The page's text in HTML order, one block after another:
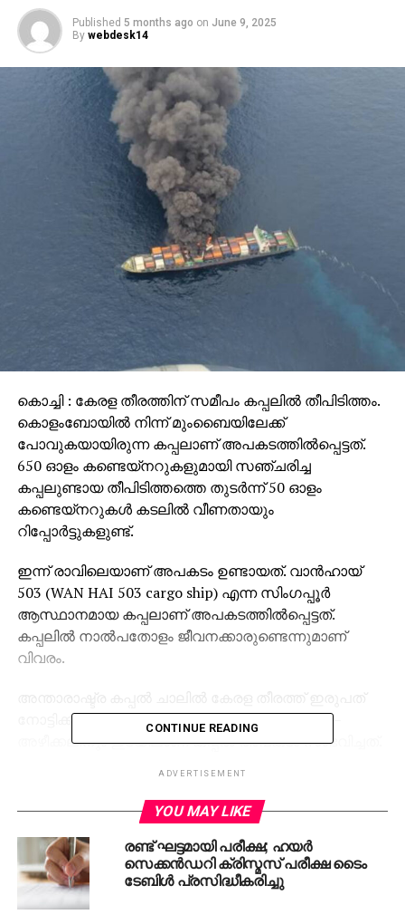
Published 5 months ago on June 9, 2025
By webdesk14
കൊച്ചി : കേരള തീരത്തിന് സമീപം കപ്പലില്‍ തീപിടിത്തം.
കൊളംബോയില്‍ നിന്ന് മുംബൈയിലേക്ക്
പോവുകയായിരുന്ന കപ്പലാണ് അപകടത്തില്‍പ്പെട്ടത്.
650 ഓളം കണ്ടെയ്‌നറുകളുമായി സഞ്ചരിച്ച
കപ്പലുണ്ടായ തീപിടിത്തത്തെ തുടര്‍ന്ന് 50 ഓളം
കണ്ടെയ്‌നറുകള്‍ കടലില്‍ വീണതായും
റിപ്പോര്‍ട്ടുകളുണ്ട്.
ഇന്ന് രാവിലെയാണ് അപകടം ഉണ്ടായത്. വാന്‍ഹായ്
503 (WAN HAI 503 cargo ship) എന്ന സിംഗപ്പൂര്‍
ആസ്ഥാനമായ കപ്പലാണ് അപകടത്തില്‍പ്പെട്ടത്.
കപ്പലില്‍ നാല്‍പതോളം ജീവനക്കാരുണ്ടെന്നുമാണ്
വിവരം.
നോട്ടിക്കല്‍ മൈല്‍ പടിഞ്ഞാറ് മാറി ബേപ്പൂരിനും –
അഴീക്കലിനും ഇടയിലാണ് കപ്പല്‍ അപകടം സംഭവിച്ചത്.
വിമാനങ്ങളും രക്ഷാ ദൗത്യത്തില്‍ പങ്കാളികളാകുന്നുണ്ട്.
RELATED TOPICS: FIRE KERALA KOCHI SHIP
UP NEXT
കാട്ടുപന്നിയെ ക്ഷുദ്രജീവിയായി
CONTINUE READING
ADVERTISEMENT
YOU MAY LIKE
രണ്ട് ഘട്ടമായി പരീക്ഷ; ഹയര്‍
സെക്കന്‍ഡറി ക്രിസ്മസ് പരീക്ഷ ടൈം
ടേബിള്‍ പ്രസിദ്ധീകരിച്ചു